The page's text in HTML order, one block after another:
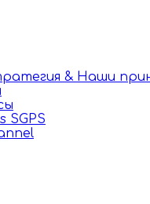
& Наши
SGPS